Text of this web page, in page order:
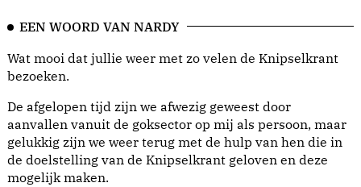
EEN WOORD VAN NARDY
Wat mooi dat jullie weer met zo velen de Knipselkrant
bezoeken.
De afgelopen tijd zijn we afwezig geweest door
aanvallen vanuit de goksector op mij als persoon, maar
gelukkig zijn we weer terug met de hulp van hen die in
de doelstelling van de Knipselkrant geloven en deze
mogelijk maken.